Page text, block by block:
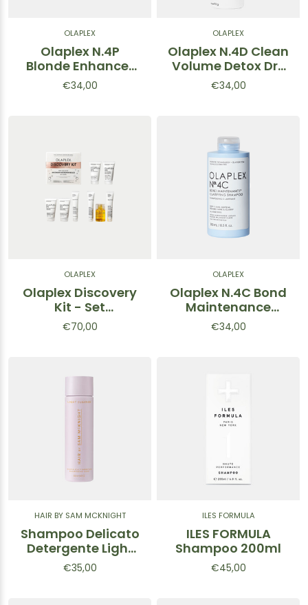
OLAPLEX
Olaplex N.4P
Blonde Enhancer
Toning Shampoo -
€34,00
OLAPLEX
Olaplex N.4D Clean
Volume Detox Dry
Shampoo -
€34,00
OLAPLEX
Olaplex Discovery
Kit - Set
Introduttivo 8pz.
€70,00
OLAPLEX
Olaplex N.4C Bond
Maintenance
Shampoo -
€34,00
HAIR BY SAM MCKNIGHT
Shampoo Delicato
Detergente Light
Cleanse 250 ml
€35,00
ILES FORMULA
ILES FORMULA
Shampoo 200ml
€45,00